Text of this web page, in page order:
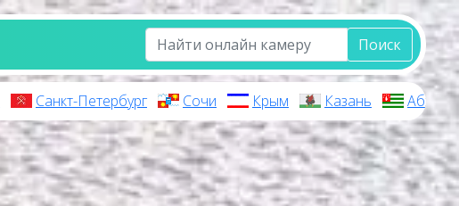
Поиск
Санкт-Петербург Сочи Крым Казань